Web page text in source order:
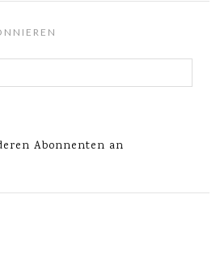
Abonnenten an